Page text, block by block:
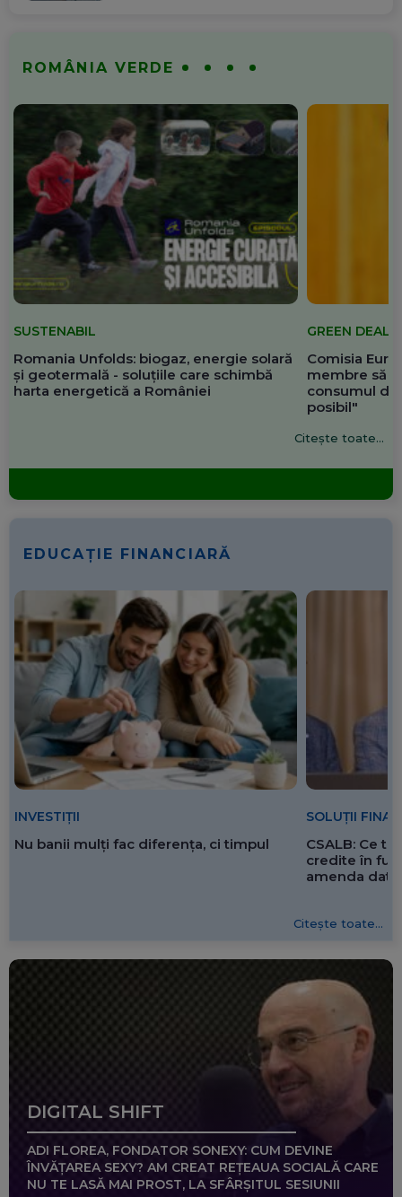
ROMÂNIA VERDE
SUSTENABIL
Romania Unfolds: biogaz, energie solară
și geotermală - soluțiile care schimbă
harta energetică a României
GREEN DEAL
Comisia
membre să
consumul de
posibil"
Citește toate...
EDUCAȚIE FINANCIARĂ
INVESTIȚII
Nu banii mulți fac diferența, ci timpul
SOLUȚII
CSALB: Ce
credite în
amenda
Citește toate...
DIGITAL SHIFT
ADI FLOREA, FONDATOR SONEXY: CUM DEVINE
ÎNVĂȚAREA SEXY? AM CREAT REȚEAUA SOCIALĂ CARE
NU TE LASĂ MAI PROST, LA SFÂRȘITUL SESIUNII